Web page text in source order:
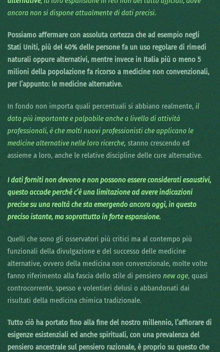
ancora non si dispone attualmente di dati precisi.
Possiamo affermare con assoluta certezza che ad esempio negli
Stati Uniti, più del 40% delle persone fa un uso regolare di rimedi
naturali oppure alternativi, mentre invece in Italia più o meno 5
milioni della popolazione fa ricorso a medicine non convenzionali,
per l’appunto: le medicine alternative.
In fondo non importa quali percentuali si abbiano realmente, il
dato più importante e palpabile anche a livello di attività
professionali, è che molti nuovi professionisti che applicano le
medicine alternative nelle loro ricerche, stanno crescendo ed
assieme a loro, anche le relative discipline delle cure alternative.
I dati forniti non devono e non possono essere considerati esaustivi,
questo accade perché c’è una limitazione ad avere indicazioni
precise su una realtà che sta emergendo ancora oggi, in questo
preciso istante, ma soprattutto in forte espansione.
Quelli che sono gli osservatori più critici ma al contempo più
funzionali della divulgazione e del successo delle medicine
alternative, ovvero della medicina non convenzionale, molte volte
fanno riferimento alla fascia dello stile di pensiero new age, quasi
controcorrente, spesso e volentieri delusi o abbandonati dai
risultati della medicina chimica tradizionale.
Tutto ciò ha portato fino alla fine del nostro millennio, l’affiorare di
esigenze esistenziali ed anche spirituali, con una prevalenza del
pensiero ancestrale sul pensiero razionale, è proprio su questo che